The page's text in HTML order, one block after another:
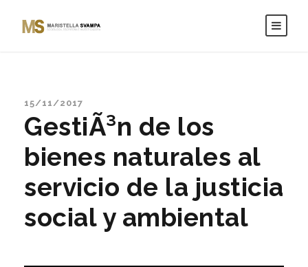
15/11/2017
GestiÃ³n de los
bienes naturales al
servicio de la justicia
social y ambiental